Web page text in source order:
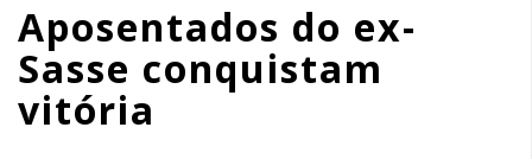
Aposentados do ex-
Sasse conquistam
vitória